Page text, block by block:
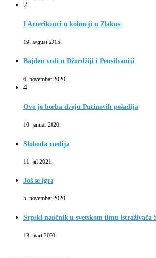
2
I Amerikanci u koloniji u Zlakusi
19. avgust 2015.
Bajden vodi u Džordžiji i Pensilvaniji
6. novembar 2020.
4
Ovo je borba dveju Putinovih pešadija
10. januar 2020.
Sloboda medija
11. jul 2021.
Još se igra
5. novembar 2020.
Srpski naučnik u svetskom timu istraživača
13. mart 2020.